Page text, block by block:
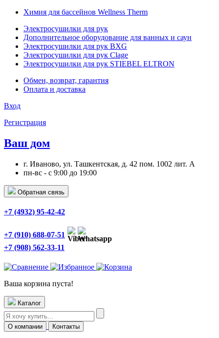
Химия для бассейнов Wellness Therm
Электросушилки для рук
Дополнительное оборудование для ванных и саун
Электросушилки для рук BXG
Электросушилки для рук Clage
Электросушилки для рук STIEBEL ELTRON
Обмен, возврат, гарантия
Оплата и доставка
Вход
Регистрация
Ваш дом
г. Иваново, ул. Ташкентская, д. 42 пом. 1002 лит. А
пн-вс - с 9:00 до 19:00
Обратная связь
+7 (4932) 95-42-42
+7 (910) 688-07-51
+7 (908) 562-33-11
Ваша корзина пуста!
Каталог
О компании Контакты